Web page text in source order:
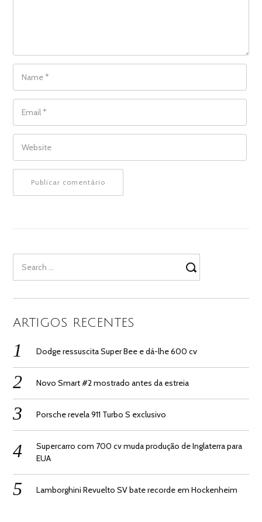
NAME
EMAIL
WEBSITE
for:
ARTIGOS RECENTES
Dodge ressuscita Super Bee e dá-lhe 600 cv
Novo Smart #2 mostrado antes da estreia
Porsche revela 911 Turbo S exclusivo
Supercarro com 700 cv muda produção de Inglaterra para
EUA
Lamborghini Revuelto SV bate recorde em Hockenheim